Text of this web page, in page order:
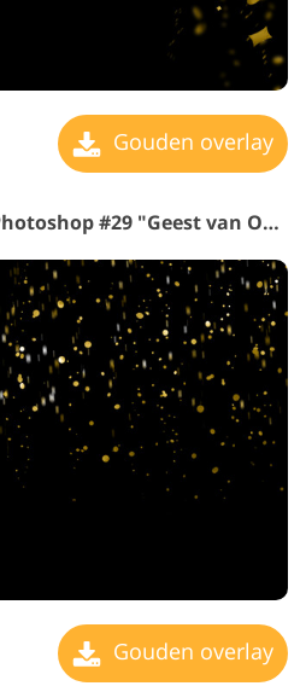
Gouden overlay
Gouden overlay voor Photoshop #29 "Geest van Onafhankelijkheid"
Gouden overlay